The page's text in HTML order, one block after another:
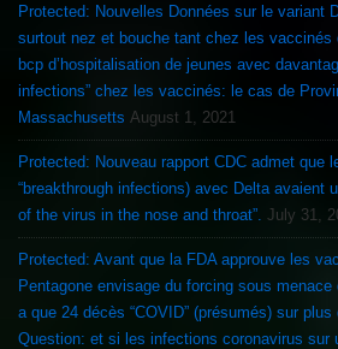
Protected: Nouvelles Données sur le variant
surtout nez et bouche tant chez les
bcp d’hospitalisation de jeunes avec
infections” chez les vaccinés: le cas de
Massachusetts August 1, 2021
Protected: Nouveau rapport CDC admet que
“breakthrough infections) avec Delta avaient
of the virus in the nose and throat”. July 31,
Protected: Avant que la FDA approuve les
Pentagone envisage du forcing sous menace
a que 24 décès “COVID” (présumés) sur plus
Question: et si les infections coronavirus sur